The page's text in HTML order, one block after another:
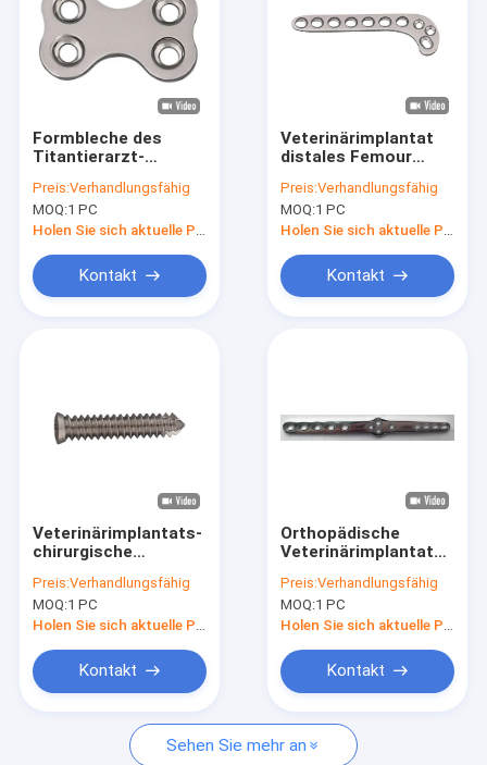
Über uns
Fordern Sie ein Zitat
Orthopädische chirurgische Instrumente
Orthopädische Verriegelungsplatten
Formbleche des
Titantierarzt-
Implantats-2.0mm X
für
tierischeschirurgisches
Preis:Verhandlungsfähig
MOQ:1 PC
Holen Sie sich aktuelle Preis
Kontakt
Veterinärimplantat
distales Femour
orthopädische
Platten
Preis:Verhandlungsfähig
MOQ:1 PC
Holen Sie sich aktuelle Preis
Kontakt
Veterinärimplantats-
chirurgische
Schrauben-Tierarzt-
Feststellschraube
für Hund
Preis:Verhandlungsfähig
MOQ:1 PC
Holen Sie sich aktuelle Preis
Kontakt
Orthopädische
Veterinärimplantats-
Tierknochen-Bruch-
Fixierung
Preis:Verhandlungsfähig
MOQ:1 PC
Holen Sie sich aktuelle Preis
Kontakt
Sehen Sie mehr an